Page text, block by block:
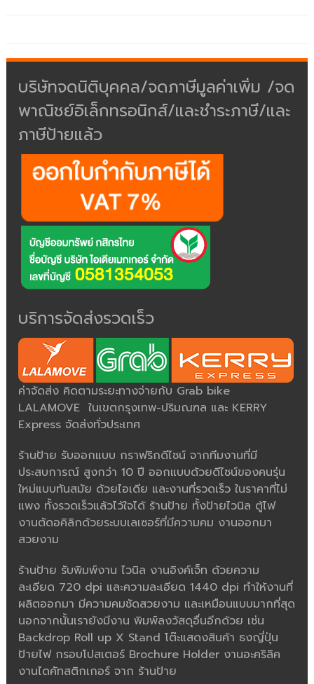
บริษัทจดนิติบุคคล/จดภาษีมูลค่าเพิ่ม /จด
พาณิชย์อิเล็กทรอนิกส์/และชำระภาษี/และ
ภาษีป้ายแล้ว
บริการจัดส่งรวดเร็ว
ค่าจัดส่ง คิดตามระยะทางจ่ายกับ Grab bike
LALAMOVE ในเขตกรุงเทพ-ปริมณฑล และ KERRY
Express จัดส่งทั่วประเทศ
ร้านป้าย รับออกแบบ กราฟริกดีไซน์ จากทีมงานที่มี
ประสบการณ์ สูงกว่า 10 ปี ออกแบบด้วยดีไซน์ของคนรุ่น
ใหม่แบบทันสมัย ด้วยไอเดีย และงานที่รวดเร็ว ในราคาที่ไม่
แพง ทั้งรวดเร็วแล้วไว้ใจได้ ร้านป้าย ทั้งป้ายไวนิล ตู้ไฟ
งานตัดอคิลิกด้วยระบบเลเซอร์ที่มีความคม งานออกมา
สวยงาม
ร้านป้าย รับพิมพ์งาน ไวนิล งานอิงค์เจ็ท ด้วยความ
ละเอียด 720 dpi และความละเอียด 1440 dpi ทำให้งานที่
ผลิตออกมา มีความคมชัดสวยงาม และเหมือนแบบมากที่สุด
นอกจากนั้นเรายังมีงาน พิมพ์ลงวัสดุอื่นอีกด้วย เช่น
Backdrop Roll up X Stand โต๊ะแสดงสินค้า ธงญี่ปุ่น
ป้ายไฟ กรอบโปสเตอร์ Brochure Holder งานอะคริลิค
งานไดคัทสติกเกอร์ จาก ร้านป้าย